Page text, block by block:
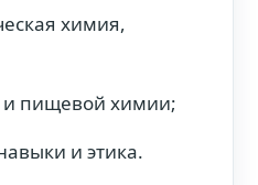
химия,
и пищевой химии;
и этика.